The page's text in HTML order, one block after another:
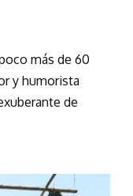
más de 60
y humorista
de